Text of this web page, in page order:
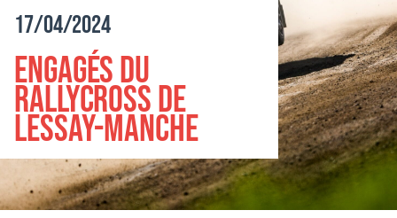
Billetterie
Rallycross
Presse
Paddock
17/04/2024
Engagés du
Rallycross de
Lessay-Manche